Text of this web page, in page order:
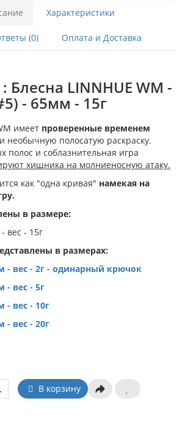
Характеристики
(0) Оплата и Доставка
Блесна LINNHUE WM -
- 65мм - 15г
имеет проверенные временем
необычную полосатую раскраску.
полос и соблазнительная игра
хищника на молниеносную атаку.
как "одна кривая" намекая на
в размере:
вес - 15г
в размерах:
- вес - 2г - одинарный крючок
- вес - 5г
- вес - 10г
- вес - 20г
В корзину